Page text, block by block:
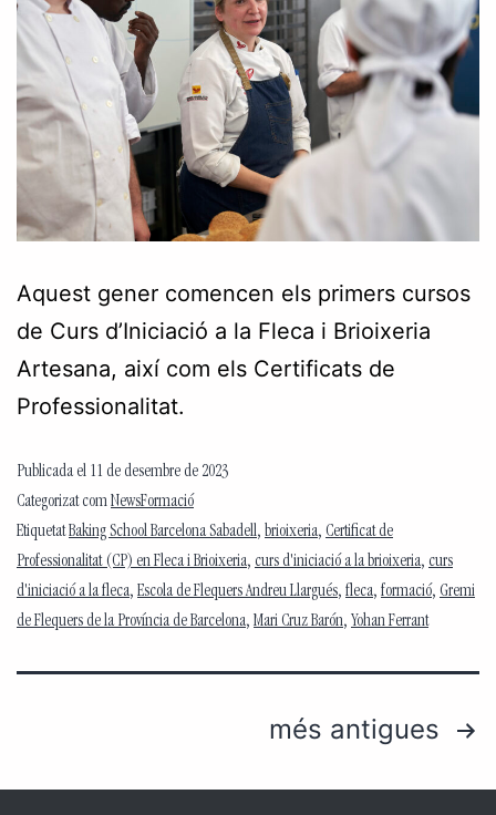
Aquest gener comencen els primers cursos
de Curs d’Iniciació a la Fleca i Brioixeria
Artesana, així com els Certificats de
Professionalitat.
Publicada el 11 de desembre de 2023
Categorizat comNewsFormació
EtiquetatBaking School Barcelona Sabadell, brioixeria, Certificat de
Professionalitat (CP) en Fleca i Brioixeria, curs d'iniciació a la brioixeria, curs
d'iniciació a la fleca, Escola de Flequers Andreu Llargués, fleca, formació, Gremi
de Flequers de la Província de Barcelona, Mari Cruz Barón, Yohan Ferrant
més antigues